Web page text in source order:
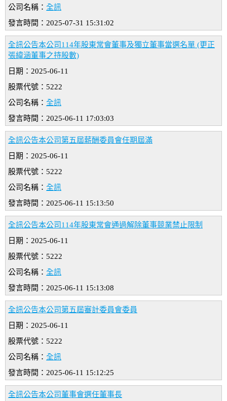
公司名稱： 全訊
發言時間：2025-07-31 15:31:02
全訊公告本公司114年股東常會董事及獨立董事當選名單 (更正
張緯涵董事之持股數)
日期：2025-06-11
股票代號：5222
公司名稱： 全訊
發言時間：2025-06-11 17:03:03
全訊公告本公司第五屆薪酬委員會任期屆滿
日期：2025-06-11
股票代號：5222
公司名稱： 全訊
發言時間：2025-06-11 15:13:50
全訊公告本公司114年股東常會通過解除董事競業禁止限制
日期：2025-06-11
股票代號：5222
公司名稱： 全訊
發言時間：2025-06-11 15:13:08
全訊公告本公司第五屆審計委員會委員
日期：2025-06-11
股票代號：5222
公司名稱： 全訊
發言時間：2025-06-11 15:12:25
全訊公告本公司董事會選任董事長